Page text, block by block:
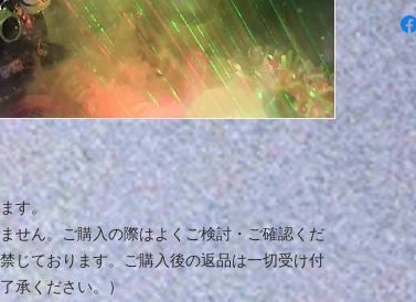
す。
せん。ご購入の際はよくご検討・ご確認くだ
じております。ご購入後の返品は一切受け付
承ください。）